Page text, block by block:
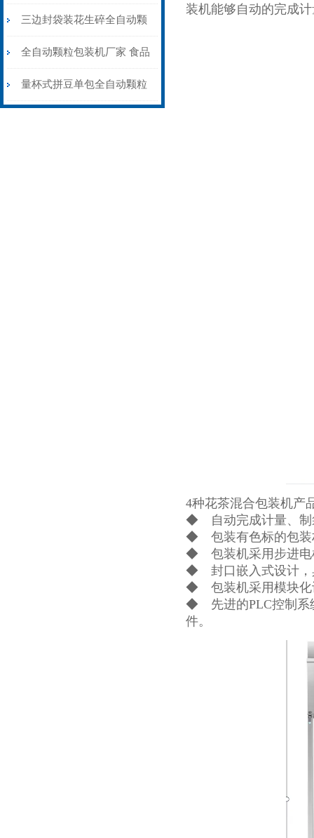
包装机15-35克\包
三边封袋装花生碎全自动颗
粒包装机1000克\包
全自动颗粒包装机厂家 食品
大米小米白糖食盐包装机
量杯式拼豆单包全自动颗粒
装机能够自动的完成
4种花茶混合包装机产
◆ 自动完成计量、制
◆ 包装有色标的包装
◆ 包装机采用步进电
◆ 封口嵌入式设计，
◆ 包装机采用模块化
◆ 先进的PLC控制系
件。